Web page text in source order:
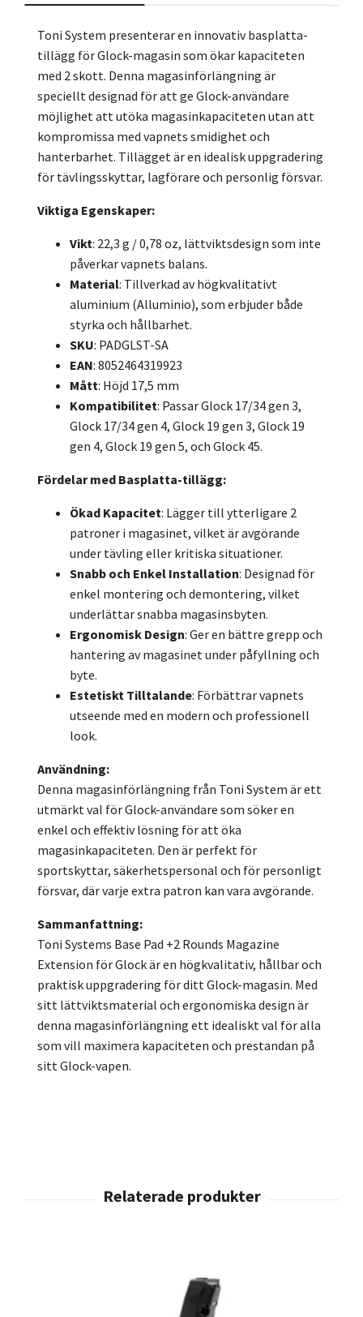
Toni System presenterar en innovativ basplatta-
tillägg för Glock-magasin som ökar kapaciteten
med 2 skott. Denna magasinförlängning är
speciellt designad för att ge Glock-användare
möjlighet att utöka magasinkapaciteten utan att
kompromissa med vapnets smidighet och
hanterbarhet. Tillägget är en idealisk uppgradering
för tävlingsskyttar, lagförare och personlig försvar.
Viktiga Egenskaper:
Vikt: 22,3 g / 0,78 oz, lättviktsdesign som inte
påverkar vapnets balans.
Material: Tillverkad av högkvalitativt
aluminium (Alluminio), som erbjuder både
styrka och hållbarhet.
SKU: PADGLST-SA
EAN: 8052464319923
Mått: Höjd 17,5 mm
Kompatibilitet: Passar Glock 17/34 gen 3,
Glock 17/34 gen 4, Glock 19 gen 3, Glock 19
gen 4, Glock 19 gen 5, och Glock 45.
Fördelar med Basplatta-tillägg:
Ökad Kapacitet: Lägger till ytterligare 2
patroner i magasinet, vilket är avgörande
under tävling eller kritiska situationer.
Snabb och Enkel Installation: Designad för
enkel montering och demontering, vilket
underlättar snabba magasinsbyten.
Ergonomisk Design: Ger en bättre grepp och
hantering av magasinet under påfyllning och
byte.
Estetiskt Tilltalande: Förbättrar vapnets
utseende med en modern och professionell
look.
Användning:
Denna magasinförlängning från Toni System är ett
utmärkt val för Glock-användare som söker en
enkel och effektiv lösning för att öka
magasinkapaciteten. Den är perfekt för
sportskyttar, säkerhetspersonal och för personligt
försvar, där varje extra patron kan vara avgörande.
Sammanfattning:
Toni Systems Base Pad +2 Rounds Magazine
Extension för Glock är en högkvalitativ, hållbar och
praktisk uppgradering för ditt Glock-magasin. Med
sitt lättviktsmaterial och ergonomiska design är
denna magasinförlängning ett idealiskt val för alla
som vill maximera kapaciteten och prestandan på
sitt Glock-vapen.